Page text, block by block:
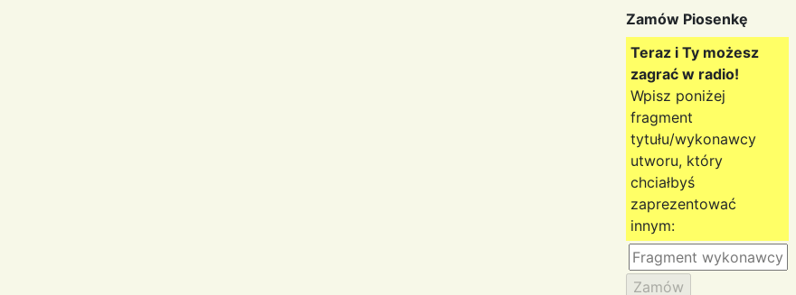
Zamów Piosenkę
Teraz i Ty możesz
zagrać w radio!
Wpisz poniżej
fragment
tytułu/wykonawcy
utworu, który
chciałbyś
zaprezentować
innym: